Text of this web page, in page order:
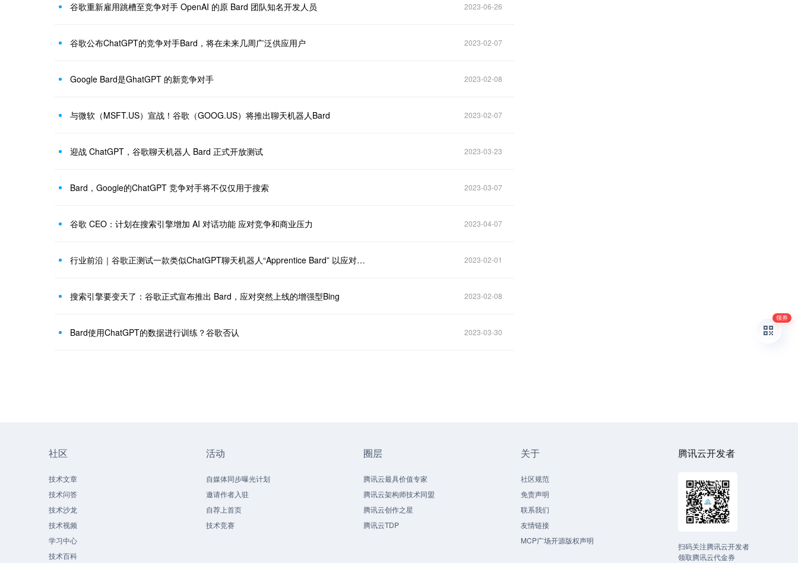
谷歌重新雇用跳槽至竞争对手 OpenAI 的原 Bard 团队知名开发人员 2023-06-26
谷歌公布ChatGPT的竞争对手Bard，将在未来几周广泛供应用户 2023-02-07
Google Bard是GhatGPT 的新竞争对手 2023-02-08
与微软（MSFT.US）宣战！谷歌（GOOG.US）将推出聊天机器人Bard 2023-02-07
迎战 ChatGPT，谷歌聊天机器人 Bard 正式开放测试 2023-03-23
Bard，Google的ChatGPT 竞争对手将不仅仅用于搜索 2023-03-07
谷歌 CEO：计划在搜索引擎增加 AI 对话功能 应对竞争和商业压力 2023-04-07
行业前沿｜谷歌正测试一款类似ChatGPT聊天机器人“Apprentice Bard” 以应对竞争 2023-02-01
搜索引擎要变天了：谷歌正式宣布推出 Bard，应对突然上线的增强型Bing 2023-02-08
Bard使用ChatGPT的数据进行训练？谷歌否认 2023-03-30
社区
技术文章
技术问答
技术沙龙
技术视频
学习中心
技术百科
活动
自媒体同步曝光计划
邀请作者入驻
自荐上首页
技术竞赛
圈层
腾讯云最具价值专家
腾讯云架构师技术同盟
腾讯云创作之星
腾讯云TDP
关于
社区规范
免责声明
联系我们
友情链接
MCP广场开源版权声明
腾讯云开发者
扫码关注腾讯云开发者
领取腾讯云代金券
领券